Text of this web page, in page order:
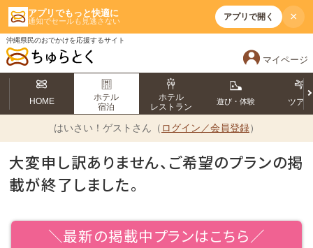
アプリでもっと快適に
通知でセールも見逃さない アプリで開く ×
沖縄県民のおでかけを応援するサイト
マイページ
HOME
ホテル
宿泊
ホテル
レストラン
遊び・体験 ツアー
はいさい！ ゲストさん（ ログイン／会員登録）
大変申し訳ありません、ご希望のプランの掲
載が終了しました。
＼最新の掲載中プランはこちら／